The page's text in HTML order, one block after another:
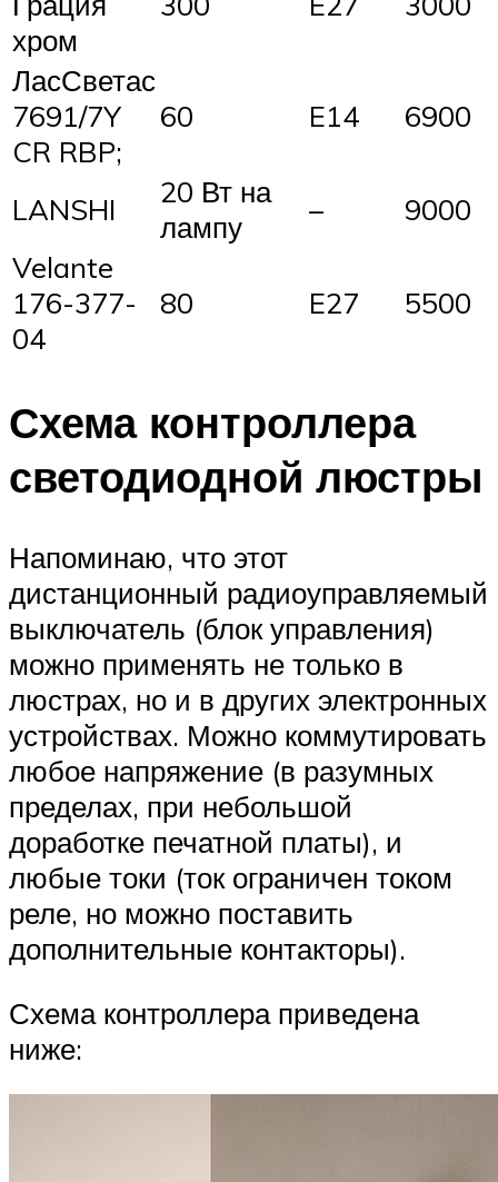
хром
ЛасСветас
7691/7Y
CR RBP;
60 E14 6900
LANSHI
20 Вт на
лампу
–
9000
Velante
176-377-
04
80 E27 5500
Схема контроллера
светодиодной люстры
Напоминаю, что этот
дистанционный радиоуправляемый
выключатель (блок управления)
можно применять не только в
люстрах, но и в других электронных
устройствах. Можно коммутировать
любое напряжение (в разумных
пределах, при небольшой
доработке печатной платы), и
любые токи (ток ограничен током
реле, но можно поставить
дополнительные контакторы).
Схема контроллера приведена
ниже: